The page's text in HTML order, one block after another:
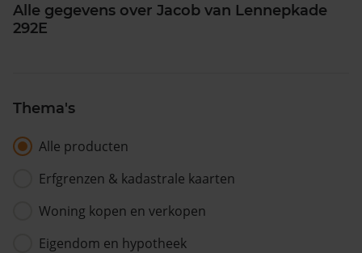
Alle gegevens over Jacob van Lennepkade
292E
Thema's
Alle producten
Erfgrenzen & kadastrale kaarten
Woning kopen en verkopen
Eigendom en hypotheek